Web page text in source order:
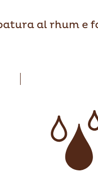
al rhum e